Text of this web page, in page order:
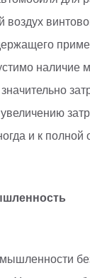
воздух
наличие
и к полной